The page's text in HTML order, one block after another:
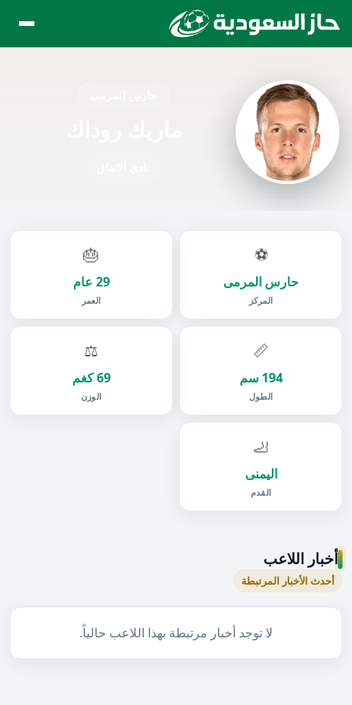
⚽
حارس المرمى
المركز
🎂
29 عام
العمر
📏
194 سم
الطول
⚖️
69 كغم
الوزن
🦶
اليمنى
القدم
أخبار اللاعب
أحدث الأخبار المرتبطة
لا توجد أخبار مرتبطة بهذا اللاعب حالياً.